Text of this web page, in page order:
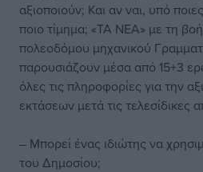
αξιοποιούν; Και αν ναι, υπό
ποιο τίμημα; «ΤΑ ΝΕΑ» με τη
πολεοδόμου μηχανικού
παρουσιάζουν μέσα από 15+3
όλες τις πληροφορίες για την
εκτάσεων μετά τις τελεσίδικες
– Μπορεί ένας ιδιώτης να
του Δημοσίου;